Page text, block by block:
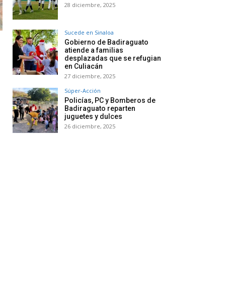
28 diciembre, 2025
Sucede en Sinaloa
Gobierno de Badiraguato
atiende a familias
desplazadas que se refugian
en Culiacán
27 diciembre, 2025
Súper-Acción
Policías, PC y Bomberos de
Badiraguato reparten
juguetes y dulces
26 diciembre, 2025